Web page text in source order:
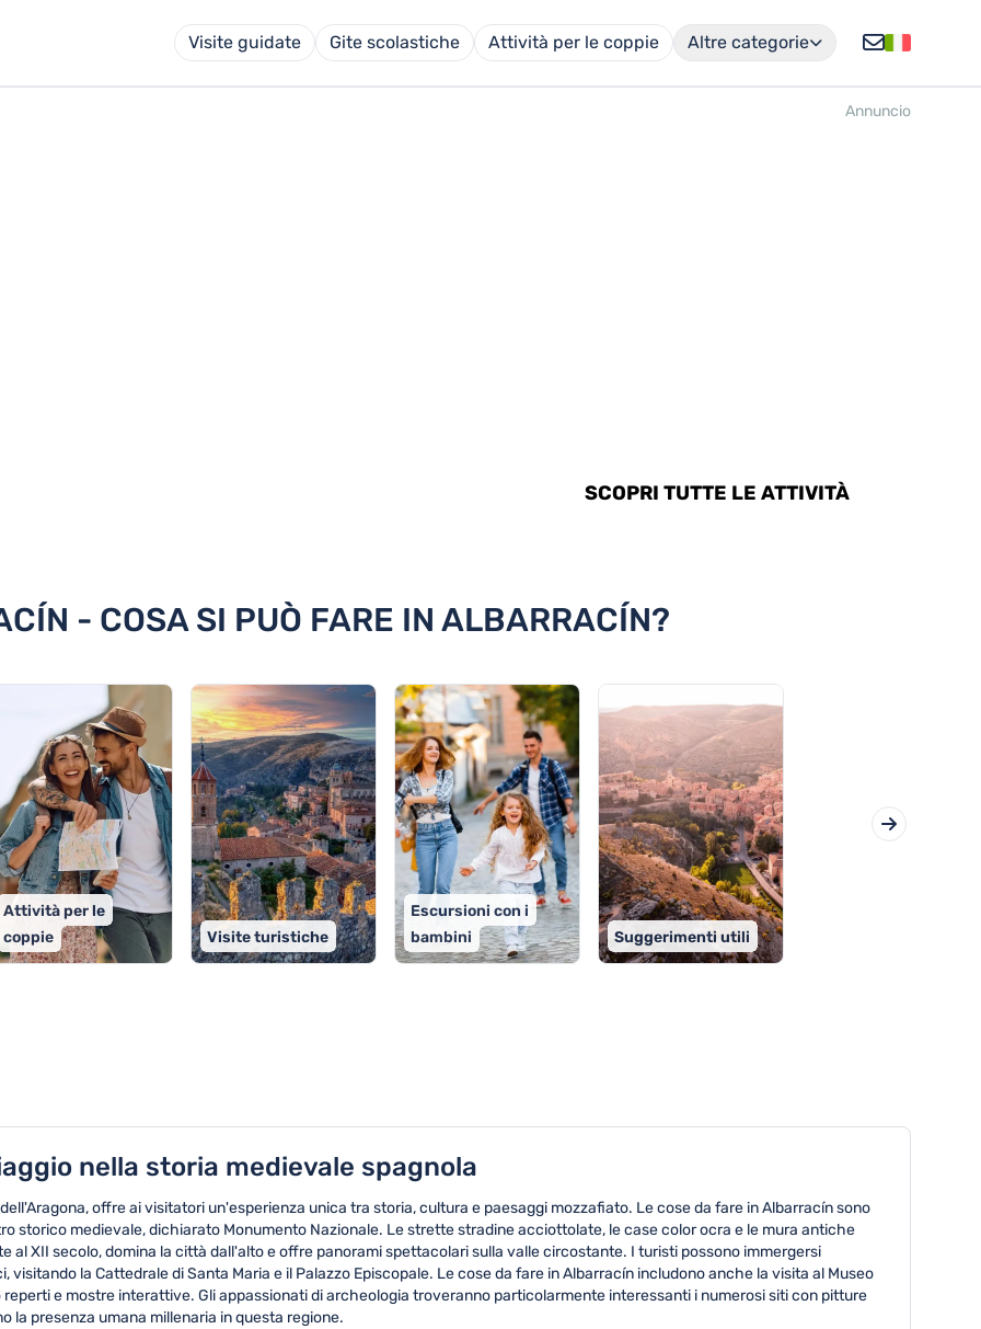
Visite guidate Gite scolastiche Attività per le coppie Altre categorie
Annuncio
SCOPRI TUTTE LE ATTIVITÀ
- COSA SI PUÒ FARE IN ALBARRACÍN?
Attività per le
coppie
Visite turistiche
Escursioni con i
bambini
Suggerimenti utili
nella storia medievale spagnola
offre ai visitatori un'esperienza unica tra storia, cultura e paesaggi mozzafiato. Le cose da fare in Albarracín sono
storico medievale, dichiarato Monumento Nazionale. Le strette stradine acciottolate, le case color ocra e le mura antiche
al XII secolo, domina la città dall'alto e offre panorami spettacolari sulla valle circostante. I turisti possono immergersi
la Cattedrale di Santa Maria e il Palazzo Episcopale. Le cose da fare in Albarracín includono anche la visita al Museo
e mostre interattive. Gli appassionati di archeologia troveranno particolarmente interessanti i numerosi siti con pitture
la presenza umana millenaria in questa regione.